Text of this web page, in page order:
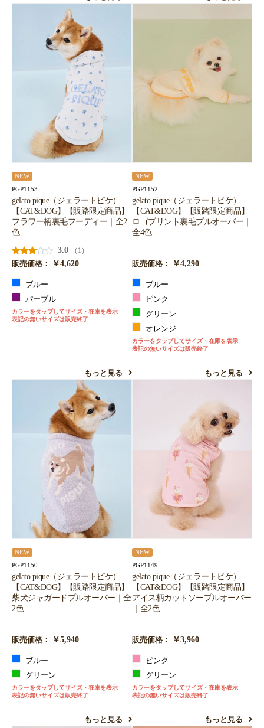
NEW
PGP1153
gelato pique（ジェラートピケ）
【CAT&DOG】【販路限定商品】
フラワー柄裏毛フーディー｜全2
色
3.0
（1）
販売価格：
￥4,620
ブルー
パープル
カラーをタップしてサイズ・在庫を表示
表記の無いサイズは販売終了
もっと見る
NEW
PGP1152
gelato pique（ジェラートピケ）
【CAT&DOG】【販路限定商品】
ロゴプリント裏毛プルオーバー｜
全4色
販売価格： ￥4,290
ブルー
ピンク
グリーン
オレンジ
カラーをタップしてサイズ・在庫を表示
表記の無いサイズは販売終了
もっと見る
NEW
PGP1150
gelato pique（ジェラートピケ）
【CAT&DOG】【販路限定商品】
柴犬ジャガードプルオーバー｜全
2色
販売価格： ￥5,940
ブルー
グリーン
カラーをタップしてサイズ・在庫を表示
表記の無いサイズは販売終了
もっと見る
NEW
PGP1149
gelato pique（ジェラートピケ）
【CAT&DOG】【販路限定商品】
アイス柄カットソープルオーバー
｜全2色
販売価格： ￥3,960
ピンク
グリーン
カラーをタップしてサイズ・在庫を表示
表記の無いサイズは販売終了
もっと見る